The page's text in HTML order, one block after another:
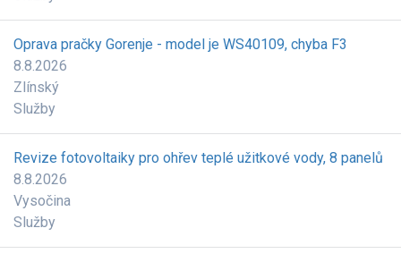
Oprava pračky Gorenje - model je WS40109, chyba F3
8.8.2026
Zlínský
Služby
Revize fotovoltaiky pro ohřev teplé užitkové vody, 8 panelů
8.8.2026
Vysočina
Služby